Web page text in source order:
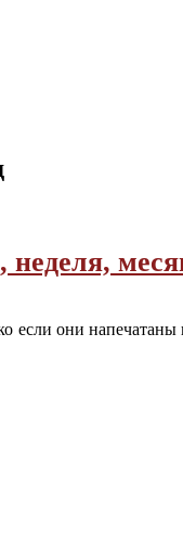
неделя,
они